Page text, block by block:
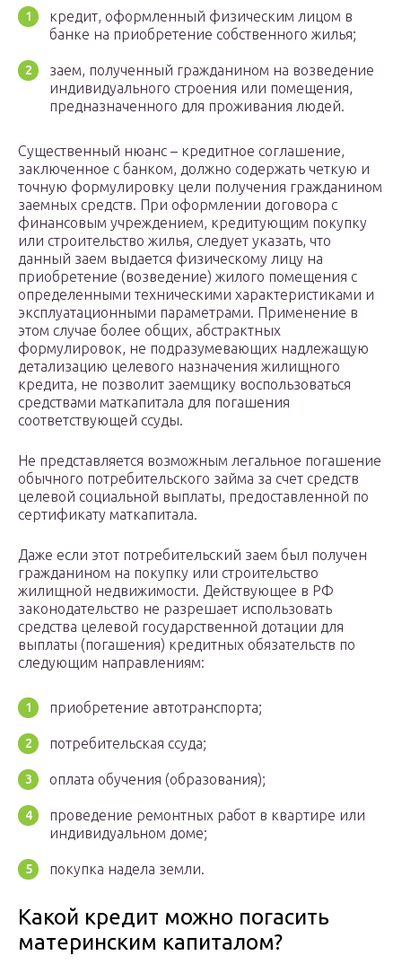
кредит, оформленный физическим лицом в
банке на приобретение собственного жилья;
заем, полученный гражданином на возведение
индивидуального строения или помещения,
предназначенного для проживания людей.
Существенный нюанс – кредитное соглашение,
заключенное с банком, должно содержать четкую и
точную формулировку цели получения гражданином
заемных средств. При оформлении договора с
финансовым учреждением, кредитующим покупку
или строительство жилья, следует указать, что
данный заем выдается физическому лицу на
приобретение (возведение) жилого помещения с
определенными техническими характеристиками и
эксплуатационными параметрами. Применение в
этом случае более общих, абстрактных
формулировок, не подразумевающих надлежащую
детализацию целевого назначения жилищного
кредита, не позволит заемщику воспользоваться
средствами маткапитала для погашения
соответствующей ссуды.
Не представляется возможным легальное погашение
обычного потребительского займа за счет средств
целевой социальной выплаты, предоставленной по
сертификату маткапитала.
Даже если этот потребительский заем был получен
гражданином на покупку или строительство
жилищной недвижимости. Действующее в РФ
законодательство не разрешает использовать
средства целевой государственной дотации для
выплаты (погашения) кредитных обязательств по
следующим направлениям:
приобретение автотранспорта;
потребительская ссуда;
оплата обучения (образования);
проведение ремонтных работ в квартире или
индивидуальном доме;
покупка надела земли.
Какой кредит можно погасить
материнским капиталом?